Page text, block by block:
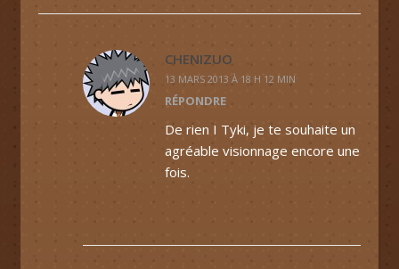
CHENIZUO
13 MARS 2013 À 18 H 12 MIN
RÉPONDRE
De rien I Tyki, je te souhaite un
agréable visionnage encore une
fois.